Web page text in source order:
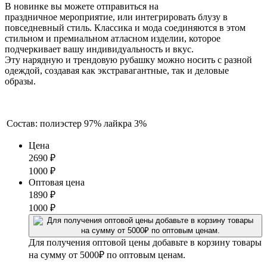
В новинке вы можете отправиться на
праздничное мероприятие, или интегрировать блузу в
повседневный стиль. Классика и мода соединяются в этом
стильном и премиальном атласном изделии, которое
подчеркивает вашу индивидуальность и вкус.
Эту нарядную и трендовую рубашку можно носить с разной
одеждой, создавая как экстравагантные, так и деловые
образы.
Состав: полиэстер 97% лайкра 3%
Цена
2690 ₽
1000 ₽
Оптовая цена
1890 ₽
1000 ₽
Для получения оптовой цены добавьте в корзину товары
на сумму от 5000₽ по оптовым ценам.